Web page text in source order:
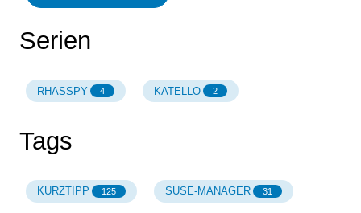
Serien
RHASSPY 4 KATELLO 2
Tags
KURZTIPP 125 SUSE-MANAGER 31